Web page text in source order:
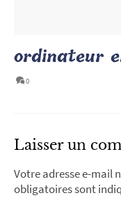
ordinateur
0
Laisser un
Votre adresse e-mail
obligatoires sont